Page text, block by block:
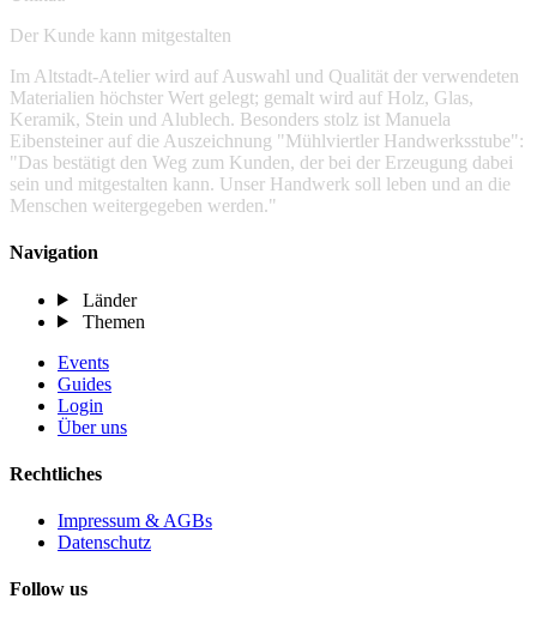
Der Kunde kann mitgestalten
Im Altstadt-Atelier wird auf Auswahl und Qualität der verwendeten
Materialien höchster Wert gelegt; gemalt wird auf Holz, Glas,
Keramik, Stein und Alublech. Besonders stolz ist Manuela
Eibensteiner auf die Auszeichnung "Mühlviertler Handwerksstube":
"Das bestätigt den Weg zum Kunden, der bei der Erzeugung dabei
sein und mitgestalten kann. Unser Handwerk soll leben und an die
Menschen weitergegeben werden."
Navigation
Länder
Themen
Events
Guides
Login
Über uns
Rechtliches
Impressum & AGBs
Datenschutz
Follow us